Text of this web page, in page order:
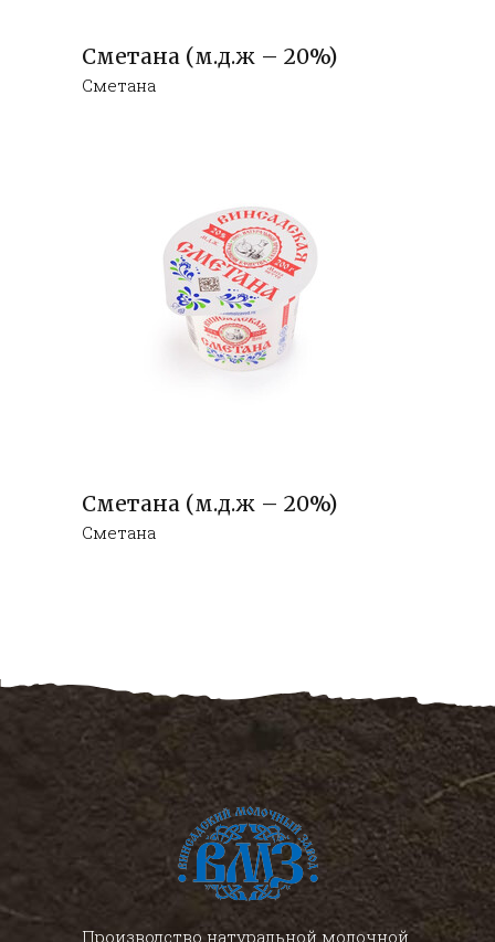
Сметана (м.д.ж – 20%)
Сметана
Сметана (м.д.ж – 20%)
Сметана
Производство натуральной молочной